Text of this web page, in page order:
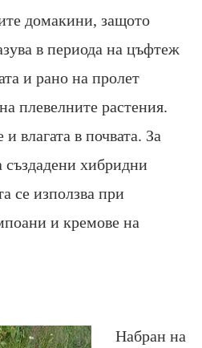
домакини, защото
в периода на цъфтеж
и рано на пролет
плевелните растения.
влагата в почвата. За
хибридни
се използва при
и кремове на
Набран на